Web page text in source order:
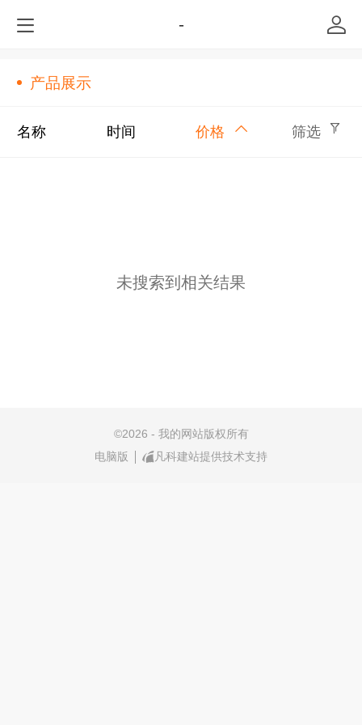
-
产品展示
名称 时间 价格 筛选
未搜索到相关结果
©2026 - 我的网站版权所有
电脑版
凡科建站提供技术支持